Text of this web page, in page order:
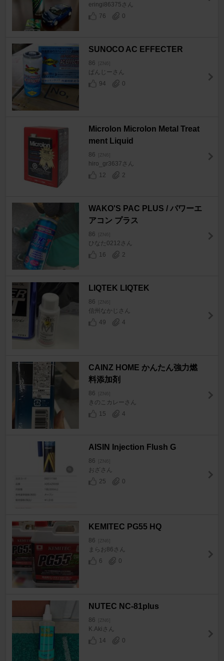
eringi86375さん
76
0
SUNOCO AC EFFECTER
86 [ZN6]
ぱんじーさん
94
0
Microlon Microlon Metal Treat
ment Liquid
86 [ZN6]
hiro_gr3637さん
12
2
WAKO'S PAC PLUS / パワーエ
アコン プラス
86 [ZN6]
ひなた0212さん
16
2
LIQTEK LIQTEK
86 [ZN6]
信州なかじさん
49
4
CAINZ HOME かんたん強力燃
料添加剤
86 [ZN6]
きのこカレーさん
15
4
AISIN Injection Flush G
86 [ZN6]
おざさん
25
0
KEMITEC PG55 HQ
86 [ZN6]
まらお86さん
6
0
NUTEC NC-81plus
86 [ZN6]
K.Akiさん
14
0